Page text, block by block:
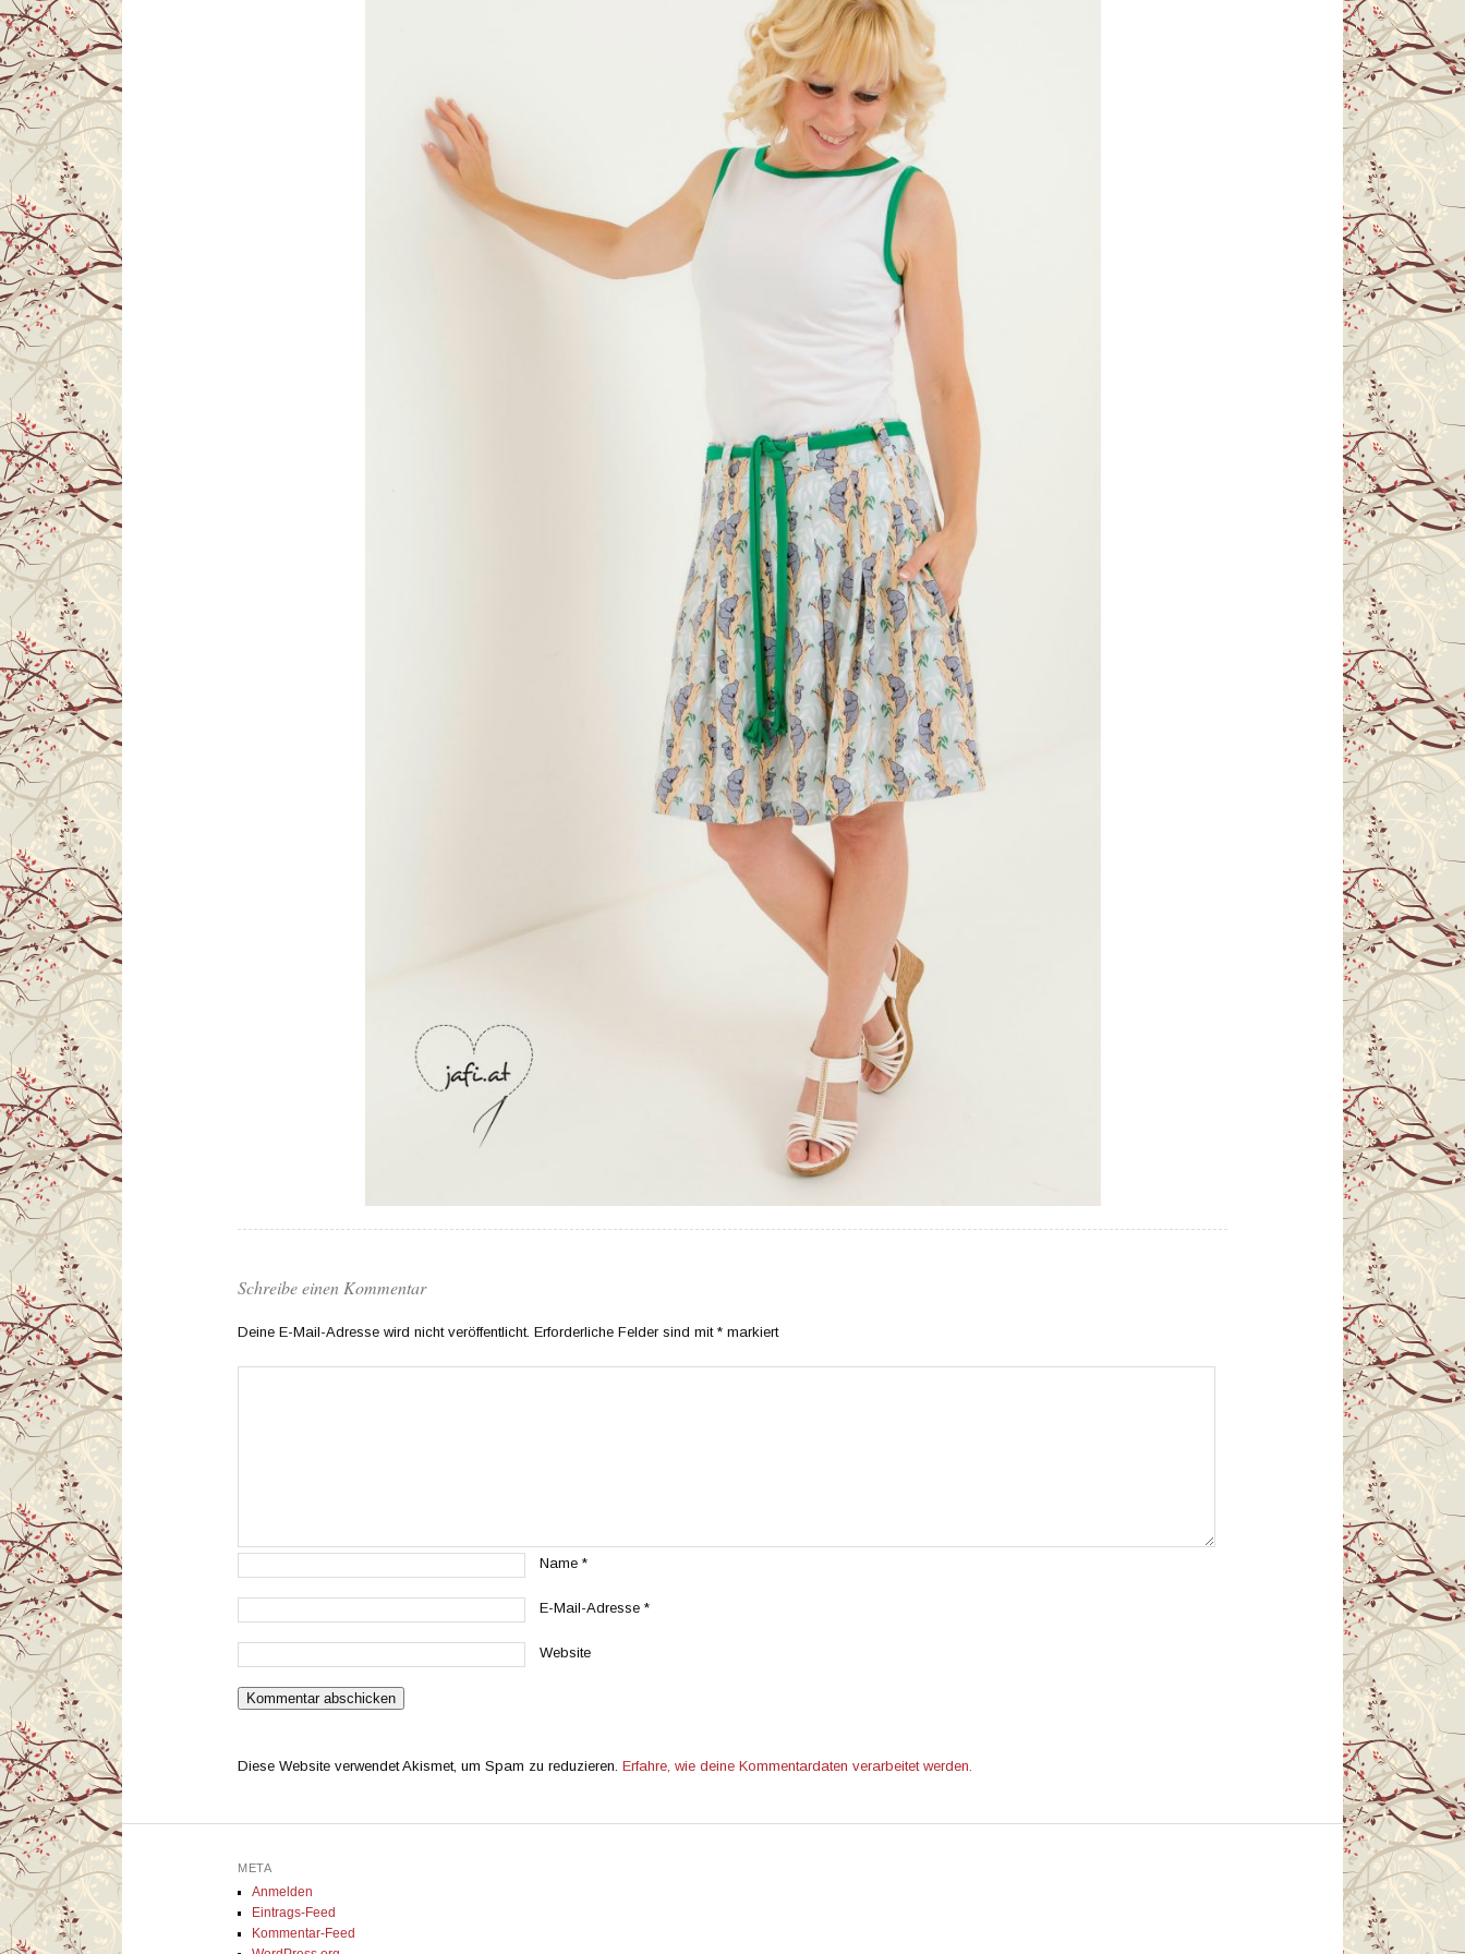
Schreibe einen Kommentar
Deine E-Mail-Adresse wird nicht veröffentlicht. Erforderliche Felder sind mit * markiert
Name *
E-Mail-Adresse *
Website
Diese Website verwendet Akismet, um Spam zu reduzieren. Erfahre, wie deine Kommentardaten verarbeitet werden.
META
Anmelden
Eintrags-Feed
Kommentar-Feed